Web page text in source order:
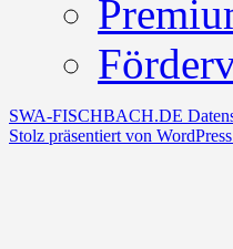
SWA-FISCHBACH.DE
Stolz präsentiert von